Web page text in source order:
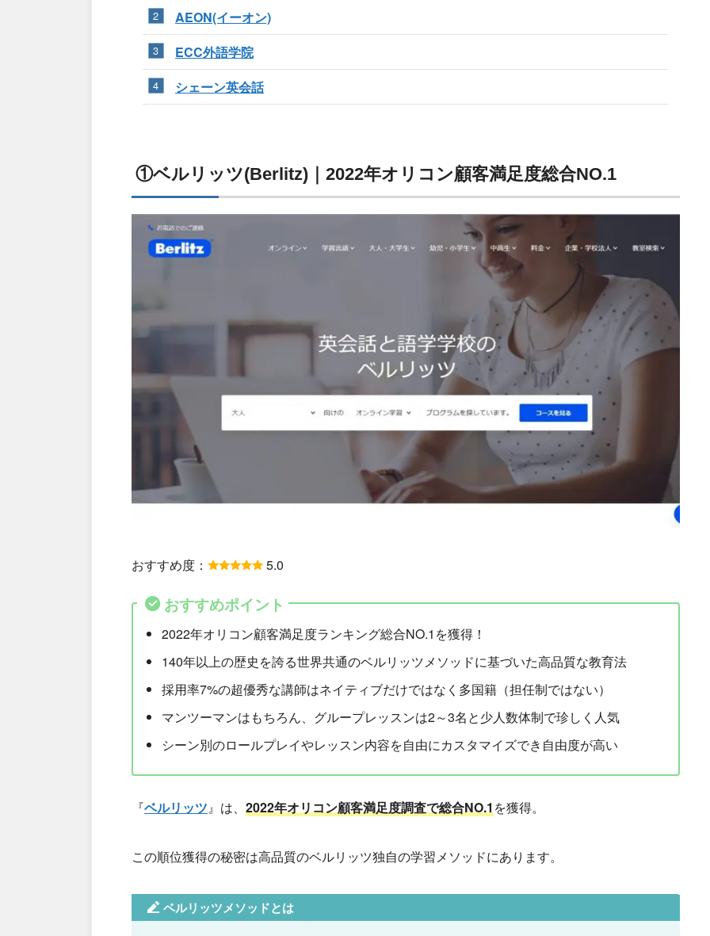
AEON(イーオン)
ECC外語学院
シェーン英会話
①ベルリッツ(Berlitz)｜2022年オリコン顧客満足度総合NO.1
おすすめ度： 5.0
おすすめポイント
2022年オリコン顧客満足度ランキング総合NO.1を獲得！
140年以上の歴史を誇る世界共通のベルリッツメソッドに基づいた高品質な教育法
採用率7%の超優秀な講師はネイティブだけではなく多国籍（担任制ではない）
マンツーマンはもちろん、グループレッスンは2～3名と少人数体制で珍しく人気
シーン別のロールプレイやレッスン内容を自由にカスタマイズでき自由度が高い
『ベルリッツ』は、 2022年オリコン顧客満足度調査で総合NO.1 を獲得。
この順位獲得の秘密は高品質のベルリッツ独自の学習メソッドにあります。
ベルリッツメソッドとは